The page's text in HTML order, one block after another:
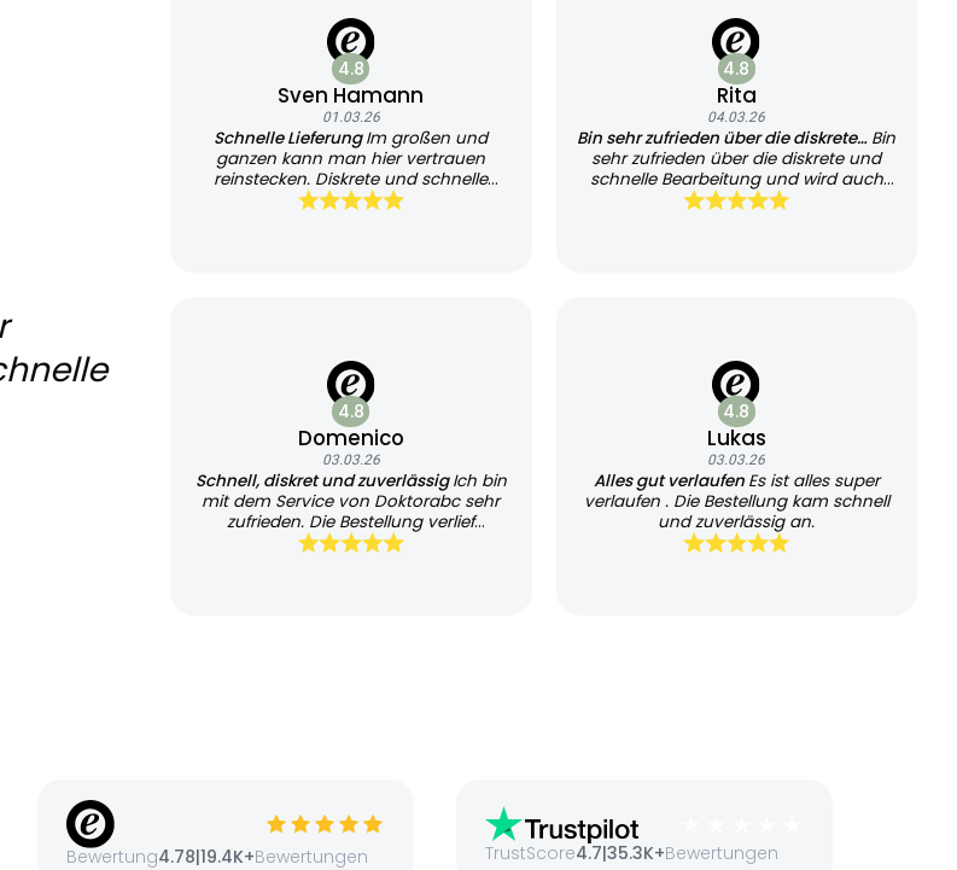
4.8
Sven Hamann
01.03.26
Schnelle LieferungIm großen und
ganzen kann man hier vertrauen
reinstecken. Diskrete und schnelle
Lieferung
4.8
Rita
04.03.26
Bin sehr zufrieden über die diskrete… Bin
sehr zufrieden über die diskrete und
schnelle Bearbeitung und wird auch
sehr schnell geliefert, kann es jedem
4.8
Domenico
03.03.26
Schnell, diskret und zuverlässigIch bin
mit dem Service von Doktorabc sehr
zufrieden. Die Bestellung verlief
unkompliziert und übersichtlich.
4.8
Lukas
03.03.26
Alles gut verlaufen Es ist alles super
verlaufen . Die Bestellung kam schnell
und zuverlässig an.
Bewertung4.78|19.4K+Bewertungen TrustScore4.7|35.3K+Bewertungen